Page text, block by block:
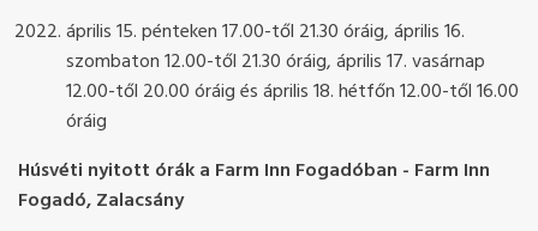
április 15. pénteken 17.00-től 21.30 óráig, április 16.
szombaton 12.00-től 21.30 óráig, április 17. vasárnap
12.00-től 20.00 óráig és április 18. hétfőn 12.00-től 16.00
óráig
Húsvéti nyitott órák a Farm Inn Fogadóban - Farm Inn
Fogadó, Zalacsány